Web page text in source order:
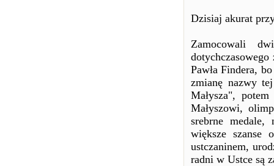
Dzisiaj akurat
Zamocowali
Pawła Findera,
zmianę nazwy
Małysza",
Małyszowi,
srebrne medale,
większe szanse
ustczaninem,
radni w Ustce są